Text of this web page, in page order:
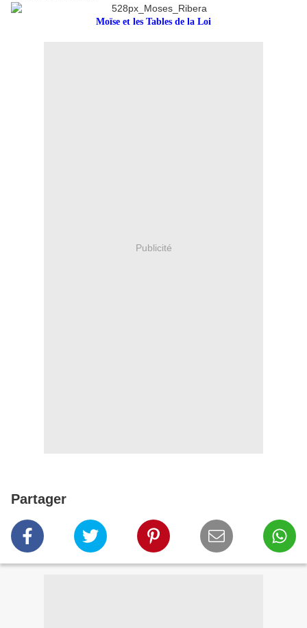
Moïse et les Tables de la Loi
Publicité
Partager